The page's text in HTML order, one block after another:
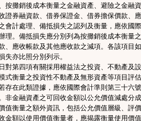
按攤銷後成本衡量之金融資產、避險之金融
證券融資款、借券保證金、借券擔保價款、
會計處理、備抵損失之認列及衡量，應依國
理。備抵損失應分別列為按攤銷後成本衡量
、應收帳款及其他應收款之減項。各該項目
失亦比照分別列示。
對第四項有關採用權益法之投資、不動產及
式衡量之投資性不動產及無形資產等項目評
存在此類證據，應依國際會計準則第三十六
非金融資產之可回收金額以公允價值減處分
值衡量之額外資訊，包括公允價值層級、評
金額以使用價值衡量者，應揭露衡量使用價